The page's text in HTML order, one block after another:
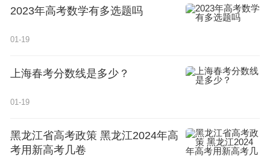
2023年高考数学有多选题吗
01-19
上海春考分数线是多少？
01-19
黑龙江省高考政策 黑龙江2024年高
考用新高考几卷